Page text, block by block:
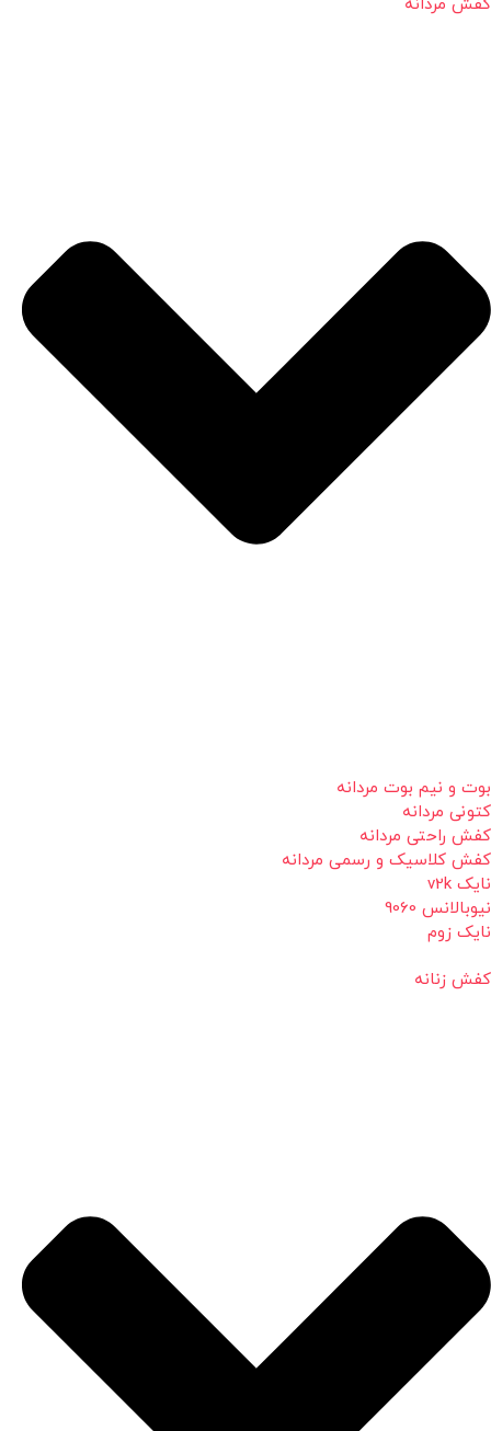
کفش مردانه
بوت و نیم بوت مردانه
کتونی مردانه
کفش راحتی مردانه
کفش کلاسیک و رسمی مردانه
نایک v2k
نیوبالانس 9060
نایک زوم
کفش زنانه